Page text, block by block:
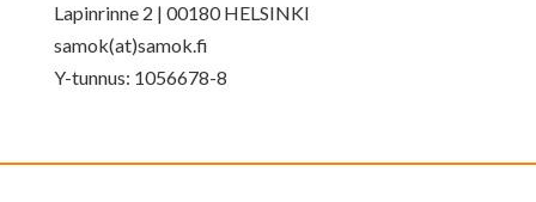
Lapinrinne 2 | 00180 HELSINKI
samok(at)samok.fi
Y-tunnus: 1056678-8